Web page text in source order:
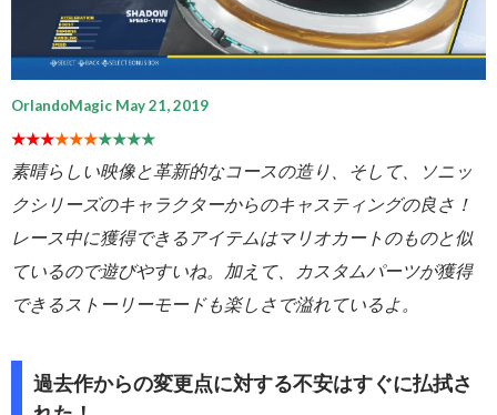
OrlandoMagic May 21, 2019
★★★★★★★★★★
素晴らしい映像と革新的なコースの造り、そして、ソニッ
クシリーズのキャラクターからのキャスティングの良さ！
レース中に獲得できるアイテムはマリオカートのものと似
ているので遊びやすいね。加えて、カスタムパーツが獲得
できるストーリーモードも楽しさで溢れているよ。
過去作からの変更点に対する不安はすぐに払拭さ